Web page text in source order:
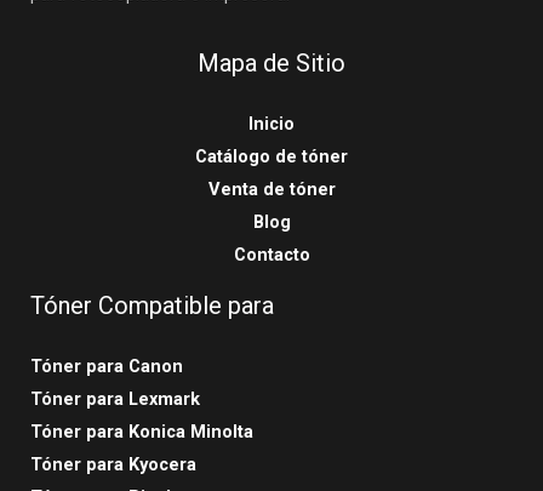
Mapa de Sitio
Inicio
Catálogo de tóner
Venta de tóner
Blog
Contacto
Tóner Compatible para
Tóner para Canon
Tóner para Lexmark
Tóner para Konica Minolta
Tóner para Kyocera